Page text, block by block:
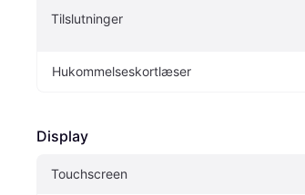
Tilslutninger
Hukommelseskortlæser
Display
Touchscreen